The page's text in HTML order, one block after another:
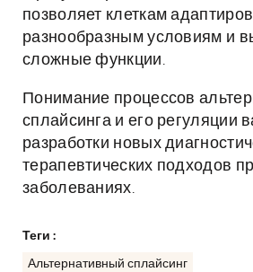
позволяет клеткам
разнообразным условиям и
сложные функции.
Понимание процессов
сплайсинга и его регуляции
разработки новых
терапевтических подходов
заболеваниях.
Теги :
Альтернативный сплайсинг